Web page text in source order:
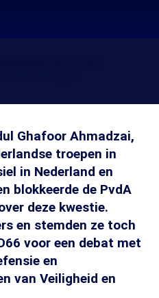
Ghafoor Ahmadzai,
troepen in
in Nederland en
blokkeerde de PvdA
deze kwestie.
en stemden ze toch
voor een debat met
en
van Veiligheid en